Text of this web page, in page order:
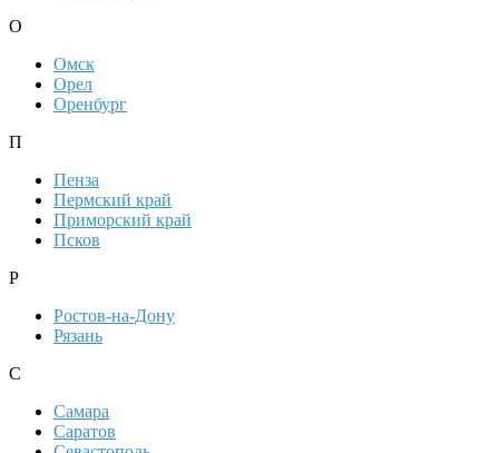
О
Омск
Орел
Оренбург
П
Пенза
Пермский край
Приморский край
Псков
Р
Ростов-на-Дону
Рязань
С
Самара
Саратов